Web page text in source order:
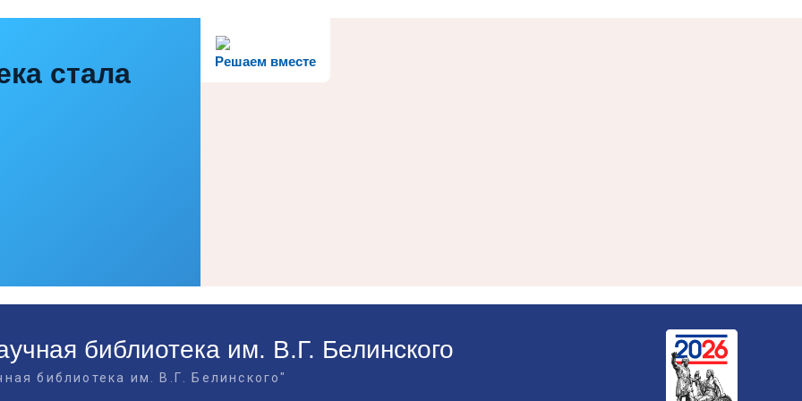
Решаем вместе
стала
библиотека им. В.Г. Белинского
библиотека им. В.Г. Белинского"